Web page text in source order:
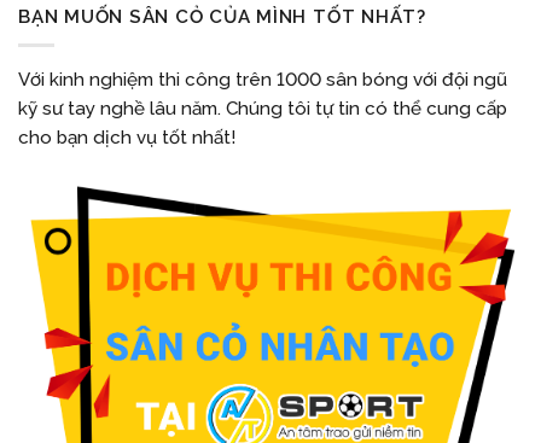
BẠN MUỐN SÂN CỎ CỦA MÌNH TỐT NHẤT?
Với kinh nghiệm thi công trên 1000 sân bóng với đội ngũ
kỹ sư tay nghề lâu năm. Chúng tôi tự tin có thể cung cấp
cho bạn dịch vụ tốt nhất!